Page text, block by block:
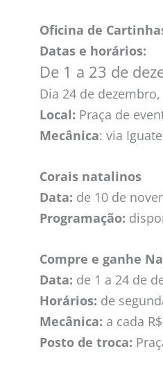
Oficina de
Datas e horários:
De 1 a 23 de
Dia 24 de
Local: Praça de
Mecânica: via
Corais natalinos
Data: de 10 de
Programação:
Compre e ganhe
Data: de 1 a 24 de
Horários: de
Mecânica: a cada
Posto de troca: